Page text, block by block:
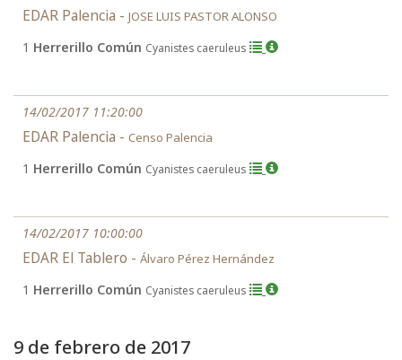
EDAR Palencia - JOSE LUIS PASTOR ALONSO
1 Herrerillo Común Cyanistes caeruleus
14/02/2017 11:20:00
EDAR Palencia - Censo Palencia
1 Herrerillo Común Cyanistes caeruleus
14/02/2017 10:00:00
EDAR El Tablero - Álvaro Pérez Hernández
1 Herrerillo Común Cyanistes caeruleus
9 de febrero de 2017